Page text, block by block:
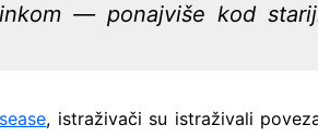
GiS
— ponajviše kod
, istraživači su istraživali